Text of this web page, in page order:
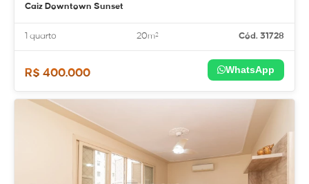
Caiz Downtown Sunset
1 quarto 20m² Cód. 31728
R$ 400.000 WhatsApp